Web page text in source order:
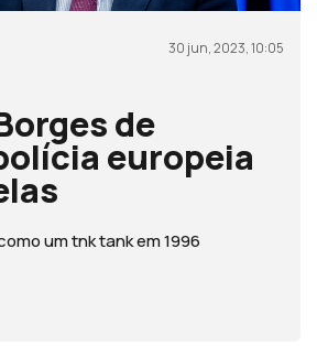
30 jun, 2023, 10:05
de
europeia
um tnk tank em 1996